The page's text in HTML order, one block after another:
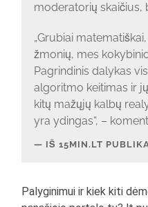
moderatorių skaičius,
„Grubiai
žmonių, mes
Pagrindinis dalykas
algoritmo keitimas ir
kitų mažųjų kalbų
yra ydingas“, –
IŠ 15MIN.LT
Palyginimui ir kiek kiti